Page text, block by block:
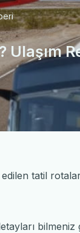
Ulaşım
tatil
bilmeniz